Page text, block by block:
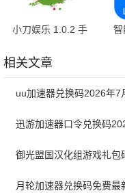
小刀娱乐 1.0.2 手
智
相关文章
御光盟国汉化组游戏礼包